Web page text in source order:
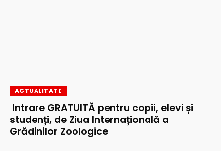
ACTUALITATE
Intrare GRATUITĂ pentru copii, elevi și
studenți, de Ziua Internațională a
Grădinilor Zoologice